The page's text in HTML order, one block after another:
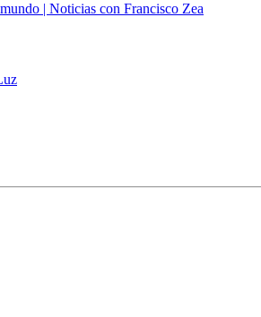
| Noticias con Francisco Zea